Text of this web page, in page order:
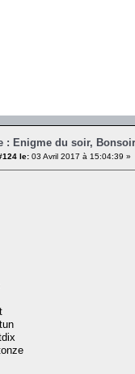
: Enigme du soir,
le: 03 Avril 2017 à 15:04:39 »